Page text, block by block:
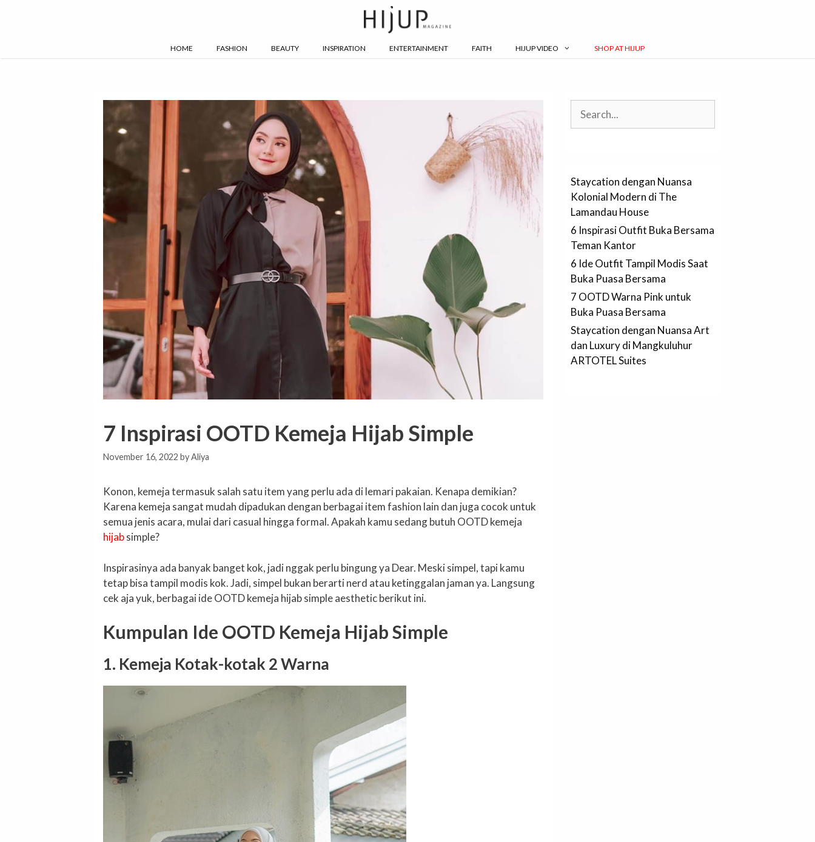
HOME FASHION BEAUTY INSPIRATION ENTERTAINMENT FAITH HIJUP VIDEO SHOP AT HIJUP
7 Inspirasi OOTD Kemeja Hijab Simple
November 16, 2022 byAliya
Konon, kemeja termasuk salah satu item yang perlu ada di lemari pakaian. Kenapa demikian?
Karena kemeja sangat mudah dipadukan dengan berbagai item fashion lain dan juga cocok untuk
semua jenis acara, mulai dari casual hingga formal. Apakah kamu sedang butuh OOTD kemeja
hijabsimple?
Inspirasinya ada banyak banget kok, jadi nggak perlu bingung ya Dear. Meski simpel, tapi kamu
tetap bisa tampil modis kok. Jadi, simpel bukan berarti nerd atau ketinggalan jaman ya. Langsung
cek aja yuk, berbagai ide OOTD kemeja hijab simple aesthetic berikut ini.
Kumpulan Ide OOTD Kemeja Hijab Simple
1. Kemeja Kotak-kotak 2 Warna
Staycation dengan Nuansa
Kolonial Modern di The
Lamandau House
6 Inspirasi Outfit Buka Bersama
Teman Kantor
6 Ide Outfit Tampil Modis Saat
Buka Puasa Bersama
7 OOTD Warna Pink untuk
Buka Puasa Bersama
Staycation dengan Nuansa Art
dan Luxury di Mangkuluhur
ARTOTEL Suites